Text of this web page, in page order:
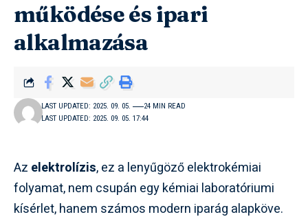
működése és ipari
alkalmazása
LAST UPDATED: 2025. 09. 05. 17:44
LAST UPDATED: 2025. 09. 05. 24 MIN READ
Az elektrolízis, ez a lenyűgöző elektrokémiai
folyamat, nem csupán egy kémiai laboratóriumi
kísérlet, hanem számos modern iparág alapköve.